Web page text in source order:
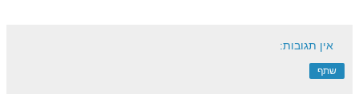
אין תגובות:
שתף